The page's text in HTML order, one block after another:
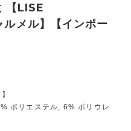
LISE
メル】【インポー
ポリエステル, 6% ポリウレ